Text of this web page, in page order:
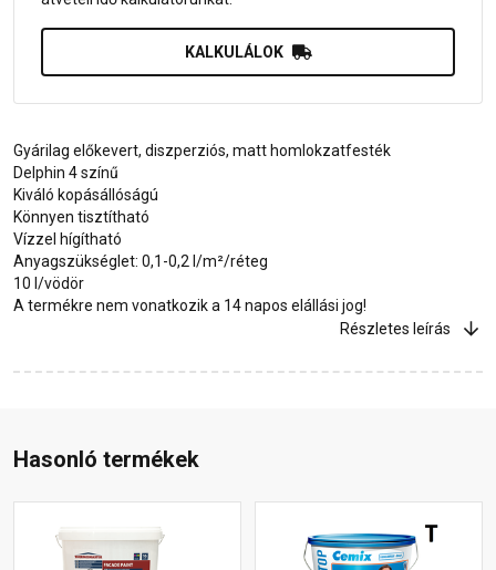
KALKULÁLOK
Gyárilag előkevert, diszperziós, matt homlokzatfesték
Delphin 4 színű
Kiváló kopásállóságú
Könnyen tisztítható
Vízzel hígítható
Anyagszükséglet: 0,1-0,2 l/m²/réteg
10 l/vödör
A termékre nem vonatkozik a 14 napos elállási jog!
Részletes leírás
Hasonló termékek